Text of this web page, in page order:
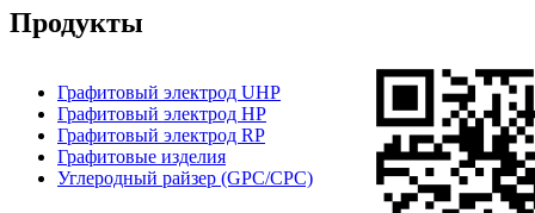
Продукты
Графитовый электрод UHP
Графитовый электрод HP
Графитовый электрод RP
Графитовые изделия
Углеродный райзер (GPC/CPC)